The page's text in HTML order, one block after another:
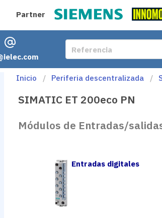
Partner
Inicio Periferia descentralizada
SIMATIC ET 200eco PN
Módulos de Entradas/
Entradas digitales